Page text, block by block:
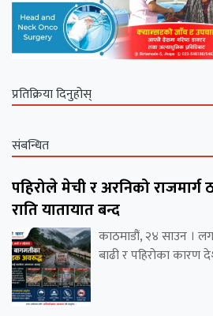
प्रतिक्रिया दिनुहोस्
संबन्धित
पहिरोले मेची र अरनिको राजमार्ग
राति यातायात बन्द
काठमाडौं, २४ साउन ।
बाढी र पहिरोका कारण